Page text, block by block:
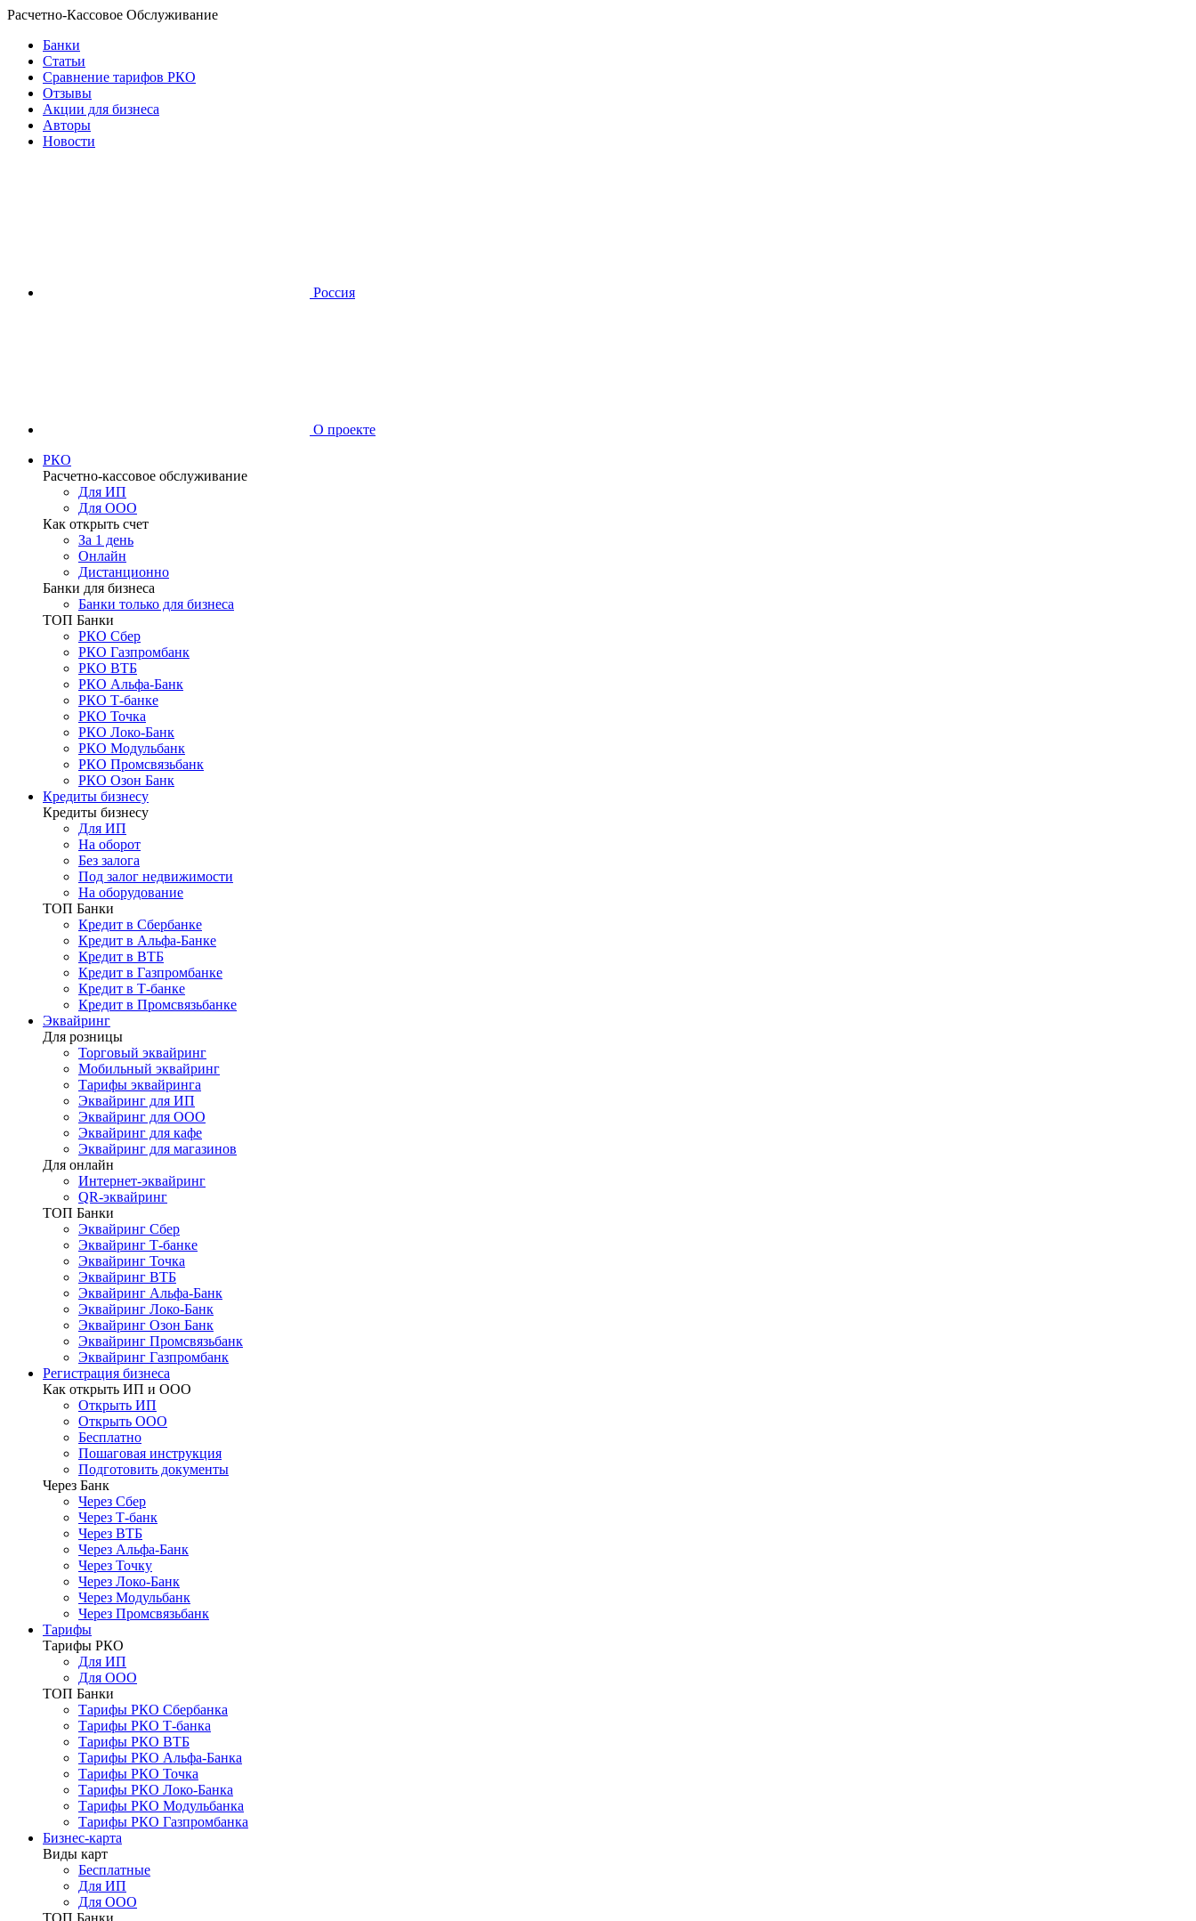
Расчетно-Кассовое Обслуживание
Банки
Статьи
Сравнение тарифов РКО
Отзывы
Акции для бизнеса
Авторы
Новости
Россия
О проекте
РКО
Расчетно-кассовое обслуживание
Для ИП
Для ООО
Как открыть счет
За 1 день
Онлайн
Дистанционно
Банки для бизнеса
Банки только для бизнеса
ТОП Банки
РКО Сбер
РКО Газпромбанк
РКО ВТБ
РКО Альфа-Банк
РКО Т-банке
РКО Точка
РКО Локо-Банк
РКО Модульбанк
РКО Промсвязьбанк
РКО Озон Банк
Кредиты бизнесу
Кредиты бизнесу
Для ИП
На оборот
Без залога
Под залог недвижимости
На оборудование
ТОП Банки
Кредит в Сбербанке
Кредит в Альфа-Банке
Кредит в ВТБ
Кредит в Газпромбанке
Кредит в Т-банке
Кредит в Промсвязьбанке
Эквайринг
Для розницы
Торговый эквайринг
Мобильный эквайринг
Тарифы эквайринга
Эквайринг для ИП
Эквайринг для ООО
Эквайринг для кафе
Эквайринг для магазинов
Для онлайн
Интернет-эквайринг
QR-эквайринг
ТОП Банки
Эквайринг Сбер
Эквайринг Т-банке
Эквайринг Точка
Эквайринг ВТБ
Эквайринг Альфа-Банк
Эквайринг Локо-Банк
Эквайринг Озон Банк
Эквайринг Промсвязьбанк
Эквайринг Газпромбанк
Регистрация бизнеса
Как открыть ИП и ООО
Открыть ИП
Открыть ООО
Бесплатно
Пошаговая инструкция
Подготовить документы
Через Банк
Через Сбер
Через Т-банк
Через ВТБ
Через Альфа-Банк
Через Точку
Через Локо-Банк
Через Модульбанк
Через Промсвязьбанк
Тарифы
Тарифы РКО
Для ИП
Для ООО
ТОП Банки
Тарифы РКО Сбербанка
Тарифы РКО Т-банка
Тарифы РКО ВТБ
Тарифы РКО Альфа-Банка
Тарифы РКО Точка
Тарифы РКО Локо-Банка
Тарифы РКО Модульбанка
Тарифы РКО Газпромбанка
Бизнес-карта
Виды карт
Бесплатные
Для ИП
Для ООО
ТОП Банки